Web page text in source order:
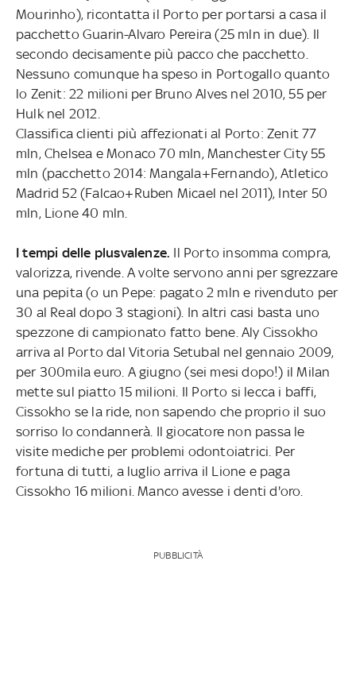
Mourinho), ricontatta il Porto per portarsi a casa il
pacchetto Guarin-Alvaro Pereira (25 mln in due). Il
secondo decisamente più pacco che pacchetto.
Nessuno comunque ha speso in Portogallo quanto
lo Zenit: 22 milioni per Bruno Alves nel 2010, 55 per
Hulk nel 2012.
Classifica clienti più affezionati al Porto: Zenit 77
mln, Chelsea e Monaco 70 mln, Manchester City 55
mln (pacchetto 2014: Mangala+Fernando), Atletico
Madrid 52 (Falcao+Ruben Micael nel 2011), Inter 50
mln, Lione 40 mln.
I tempi delle plusvalenze. Il Porto insomma compra,
valorizza, rivende. A volte servono anni per sgrezzare
una pepita (o un Pepe: pagato 2 mln e rivenduto per
30 al Real dopo 3 stagioni). In altri casi basta uno
spezzone di campionato fatto bene. Aly Cissokho
arriva al Porto dal Vitoria Setubal nel gennaio 2009,
per 300mila euro. A giugno (sei mesi dopo!) il Milan
mette sul piatto 15 milioni. Il Porto si lecca i baffi,
Cissokho se la ride, non sapendo che proprio il suo
sorriso lo condannerà. Il giocatore non passa le
visite mediche per problemi odontoiatrici. Per
fortuna di tutti, a luglio arriva il Lione e paga
Cissokho 16 milioni. Manco avesse i denti d'oro.
PUBBLICITÀ